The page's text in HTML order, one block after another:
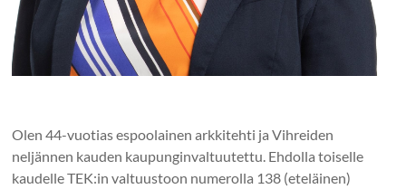
Olen 44-vuotias espoolainen arkkitehti ja Vihreiden
neljännen kauden kaupunginvaltuutettu. Ehdolla toiselle
kaudelle TEK:in valtuustoon numerolla 138 (eteläinen)